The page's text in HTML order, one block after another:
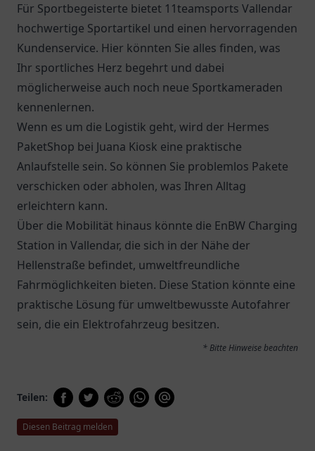
Für Sportbegeisterte bietet 11teamsports Vallendar
hochwertige Sportartikel und einen hervorragenden
Kundenservice. Hier könnten Sie alles finden, was
Ihr sportliches Herz begehrt und dabei
möglicherweise auch noch neue Sportkameraden
kennenlernen.
Wenn es um die Logistik geht, wird der Hermes
PaketShop bei Juana Kiosk eine praktische
Anlaufstelle sein. So können Sie problemlos Pakete
verschicken oder abholen, was Ihren Alltag
erleichtern kann.
Über die Mobilität hinaus könnte die EnBW Charging
Station in Vallendar, die sich in der Nähe der
Hellenstraße befindet, umweltfreundliche
Fahrmöglichkeiten bieten. Diese Station könnte eine
praktische Lösung für umweltbewusste Autofahrer
sein, die ein Elektrofahrzeug besitzen.
* Bitte Hinweise beachten
Teilen:
Diesen Beitrag melden